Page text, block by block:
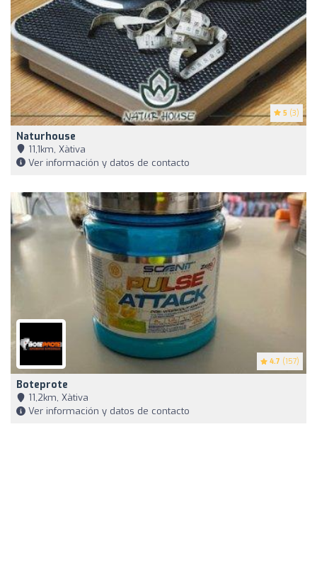
5 (3)
Naturhouse
11,1km, Xàtiva
Ver información y datos de contacto
4.7 (157)
Boteprote
11,2km, Xàtiva
Ver información y datos de contacto